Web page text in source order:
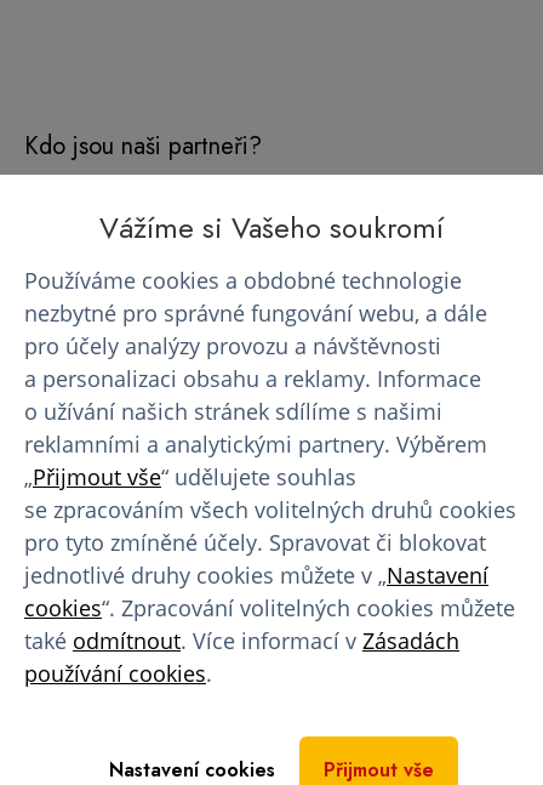
Kdo jsou naši partneři?
10 % sleva
(lékárny)
Niceboy - 20 % sleva
(obchodník s elektronikou)
UGO -
Vážíme si Vašeho soukromí
Používáme cookies a obdobné technologie
nezbytné pro správné fungování webu, a dále
pro účely analýzy provozu a návštěvnosti
a personalizaci obsahu a reklamy. Informace
o užívání našich stránek sdílíme s našimi
reklamními a analytickými partnery. Výběrem
„Přijmout vše“ udělujete souhlas
se zpracováním všech volitelných druhů cookies
pro tyto zmíněné účely. Spravovat či blokovat
jednotlivé druhy cookies můžete v „Nastavení
cookies“. Zpracování volitelných cookies můžete
také odmítnout. Více informací v Zásadách
používání cookies.
Nastavení cookies Přijmout vše